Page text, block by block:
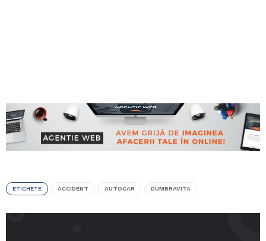
ETICHETE ACCIDENT AUTOCAR DUMBRAVITA